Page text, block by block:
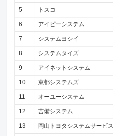
5 トスコ
6 アイピーシステム
7 システムヨシイ
8 システムタイズ
9 アイネットシステム
10 東都システムズ
11 オーユーシステム
12 吉備システム
13 岡山トヨタシステムサービス